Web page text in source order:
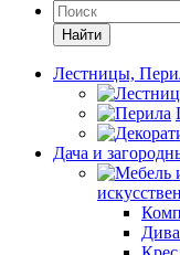
Найти
Лестницы,
Дача и